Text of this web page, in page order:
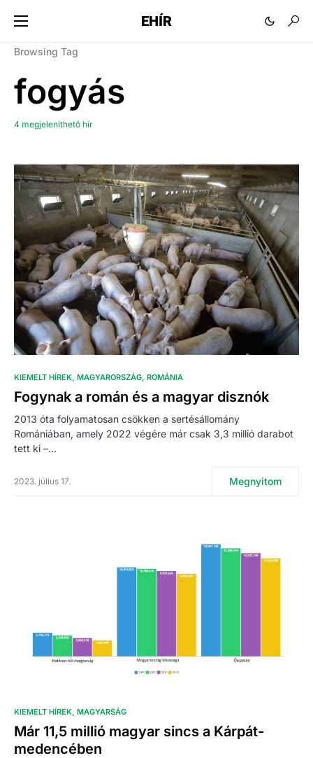
EHÍR
Browsing Tag
fogyás
4 megjeleníthető hír
KIEMELT HÍREK MAGYARORSZÁG ROMÁNIA
Fogynak a román és a magyar disznók
2013 óta folyamatosan csökken a sertésállomány
Romániában, amely 2022 végére már csak 3,3 millió darabot
tett ki –…
2023. július 17. Megnyitom
KIEMELT HÍREK MAGYARSÁG
Már 11,5 millió magyar sincs a Kárpát-
medencében